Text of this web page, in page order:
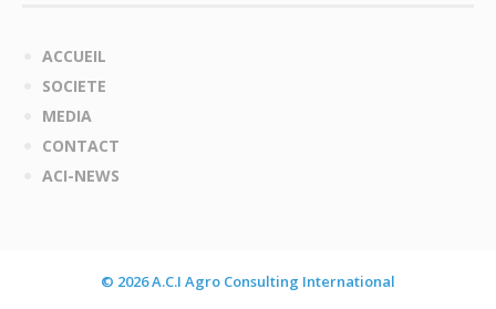
ACCUEIL
SOCIETE
MEDIA
CONTACT
ACI-NEWS
© 2026 A.C.I Agro Consulting International